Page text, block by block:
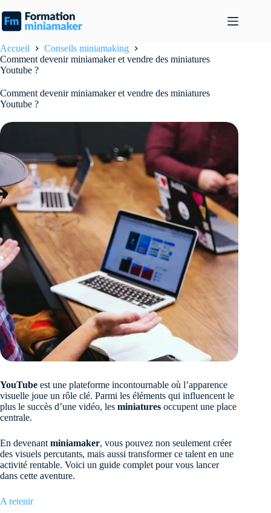
au
contenu
Accueil
Conseils miniamaking
Comment devenir miniamaker et vendre des miniatures
Youtube ?
Comment devenir miniamaker et vendre des miniatures
Youtube ?
YouTube est une plateforme incontournable où l’apparence
visuelle joue un rôle clé. Parmi les éléments qui influencent le
plus le succès d’une vidéo, les miniatures occupent une place
centrale.
En devenant miniamaker, vous pouvez non seulement créer
des visuels percutants, mais aussi transformer ce talent en une
activité rentable. Voici un guide complet pour vous lancer
dans cette aventure.
A retenir